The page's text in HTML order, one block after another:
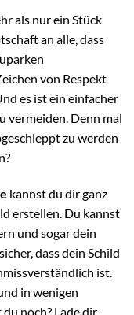
als nur ein Stück
an alle, dass
von Respekt
es ist ein einfacher
vermeiden. Denn mal
zu werden
kannst du dir ganz
erstellen. Du kannst
und sogar dein
dass dein Schild
ist.
in wenigen
noch? Lade dir